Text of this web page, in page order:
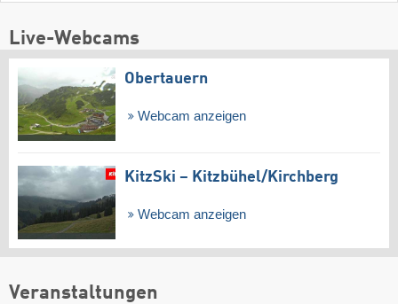
Live-Webcams
Obertauern
Webcam anzeigen
KitzSki – Kitzbühel/​Kirchberg
Webcam anzeigen
Veranstaltungen